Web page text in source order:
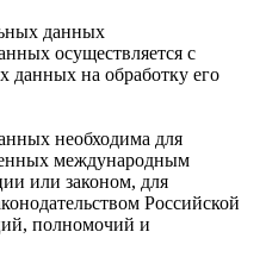
данных
осуществляется с
данных на обработку его
необходима для
международным
или законом, для
Российской
полномочий и